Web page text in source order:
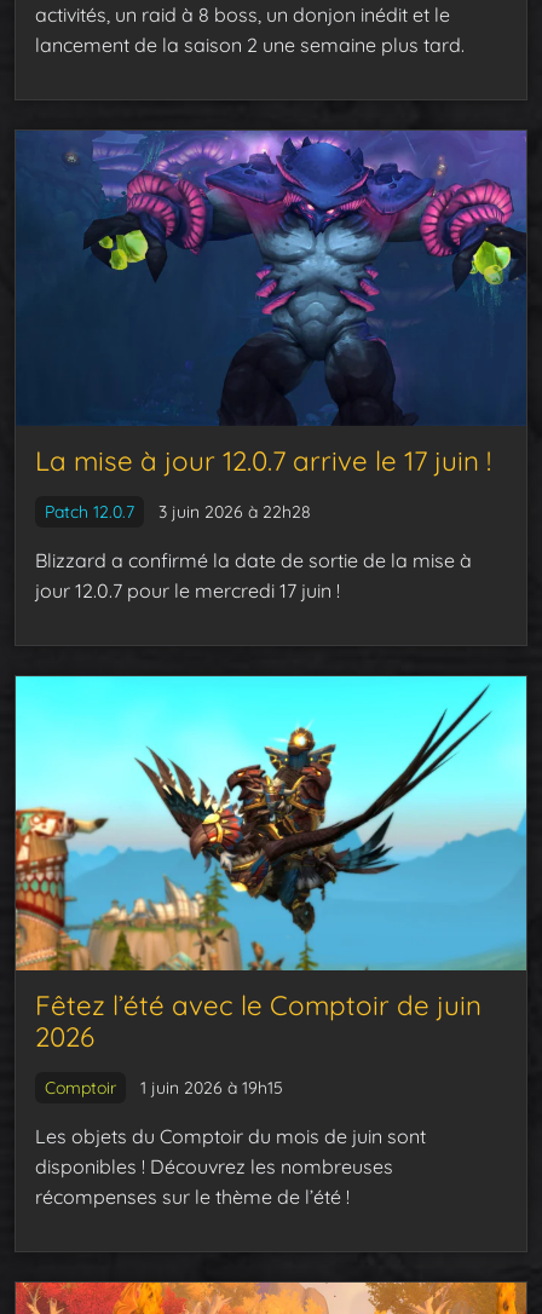
activités, un raid à 8 boss, un donjon inédit et le
lancement de la saison 2 une semaine plus tard.
La mise à jour 12.0.7 arrive le 17 juin !
Patch 12.0.7 3 juin 2026 à 22h28
Blizzard a confirmé la date de sortie de la mise à
jour 12.0.7 pour le mercredi 17 juin !
Fêtez l’été avec le Comptoir de juin
2026
Comptoir 1 juin 2026 à 19h15
Les objets du Comptoir du mois de juin sont
disponibles ! Découvrez les nombreuses
récompenses sur le thème de l’été !